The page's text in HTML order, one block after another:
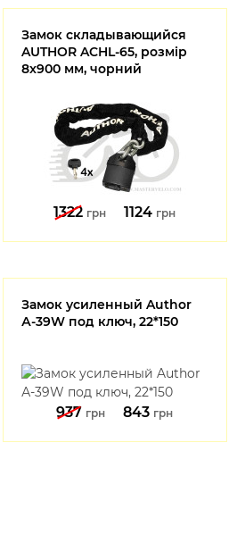
Замок складывающийся
AUTHOR ACHL-65, розмір
8x900 мм, чорний
1322 грн 1124 грн
Замок усиленный Author
А-39W под ключ, 22*150
937 грн 843 грн